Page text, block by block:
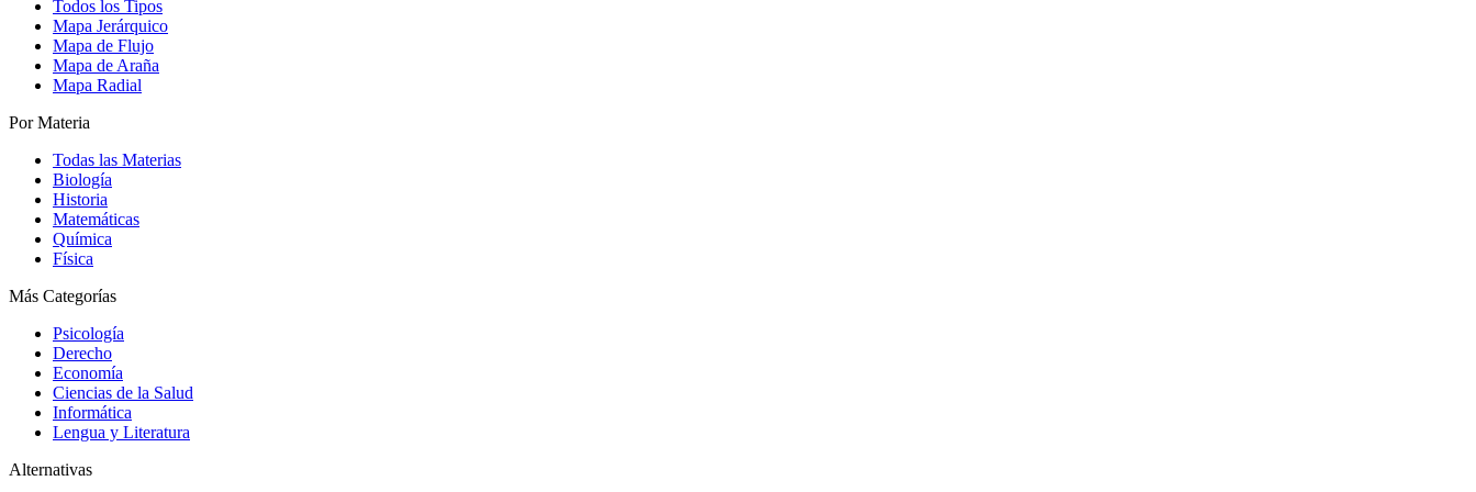
Todos los Tipos
Mapa Jerárquico
Mapa de Flujo
Mapa de Araña
Mapa Radial
Por Materia
Todas las Materias
Biología
Historia
Matemáticas
Química
Física
Más Categorías
Psicología
Derecho
Economía
Ciencias de la Salud
Informática
Lengua y Literatura
Alternativas